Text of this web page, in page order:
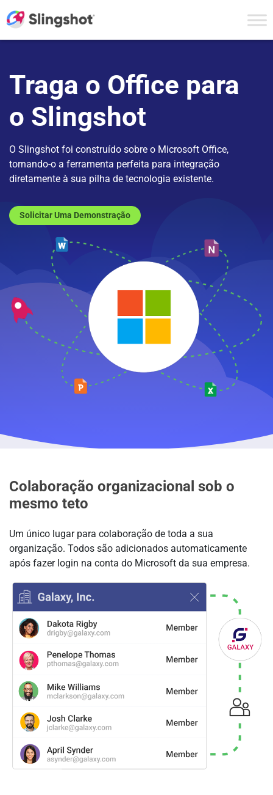
Traga o Office para
o Slingshot
O Slingshot foi construído sobre o Microsoft Office,
tornando-o a ferramenta perfeita para integração
diretamente à sua pilha de tecnologia existente.
Solicitar Uma Demonstração
Colaboração organizacional sob o
mesmo teto
Um único lugar para colaboração de toda a sua
organização. Todos são adicionados automaticamente
após fazer login na conta do Microsoft da sua empresa.